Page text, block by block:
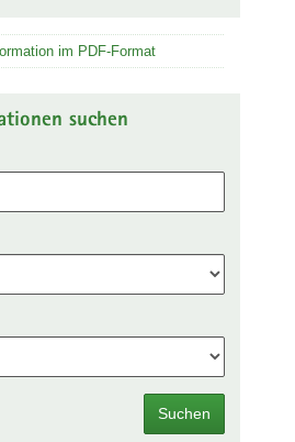
im PDF-Format
suchen
Suchen